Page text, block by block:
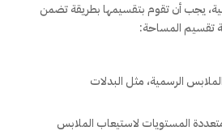
يجب أن تقوم بتقسيمها بطريقة تضمن
تقسيم المساحة:
الرسمية، مثل البدلات
المستويات لاستيعاب الملابس